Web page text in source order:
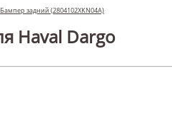
Бампер задний (2804102XKN04A)
Haval Dargo